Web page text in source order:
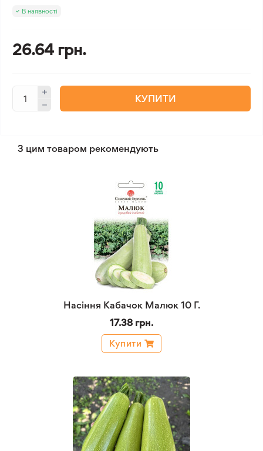
В наявності
26.64 грн.
КУПИТИ
З цим товаром рекомендують
Насіння Кабачок Малюк 10 Г.
17.38 грн.
Купити